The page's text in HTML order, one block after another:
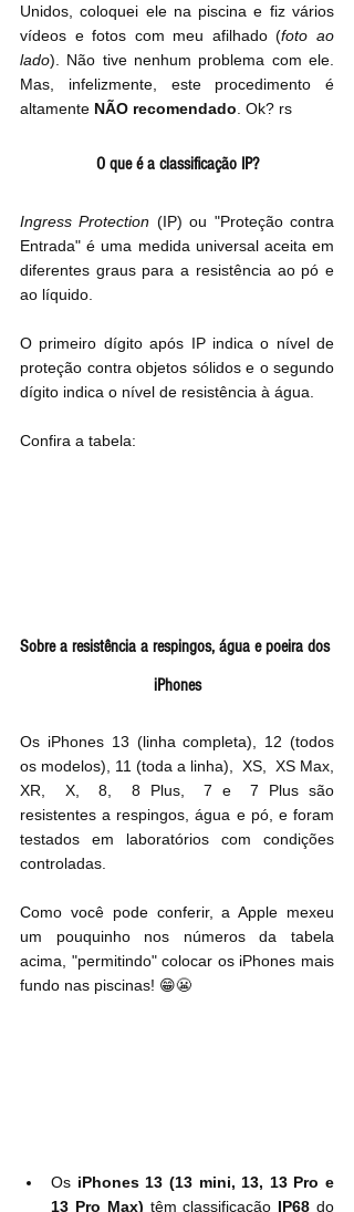
Unidos, coloquei ele na piscina e fiz vários
vídeos e fotos com meu afilhado (foto ao
lado). Não tive nenhum problema com ele.
Mas, infelizmente, este procedimento é
altamente NÃO recomendado . Ok? rs
O que é a classificação IP?
Ingress Protection (IP) ou "Proteção contra
Entrada" é uma medida universal aceita em
diferentes graus para a resistência ao pó e
ao líquido.
O primeiro dígito após IP indica o nível de
proteção contra objetos sólidos e o segundo
dígito indica o nível de resistência à água.
Confira a tabela:
Sobre a resistência a respingos, água e poeira dos
iPhones
Os iPhones 13 (linha completa), 12 (todos
os modelos), 11 (toda a linha),  XS,  XS Max,
XR,  X,  8,  8 Plus,  7 e  7 Plus são
resistentes a respingos, água e pó, e foram
testados em laboratórios com condições
controladas.
Como você pode conferir, a Apple mexeu
um pouquinho nos números da tabela
acima, "permitindo" colocar os iPhones mais
fundo nas piscinas! 😁😬
Os iPhones 13 (13 mini, 13, 13 Pro e
13 Pro Max) têm classificação IP68 do